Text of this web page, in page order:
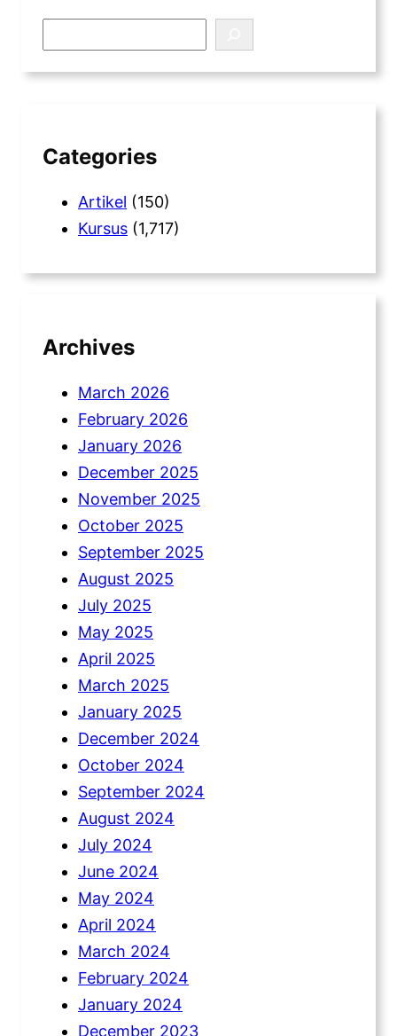
e
a
Categories
Artikel (150)
Kursus (1,717)
Archives
March 2026
February 2026
January 2026
December 2025
November 2025
October 2025
September 2025
August 2025
July 2025
May 2025
April 2025
March 2025
January 2025
December 2024
October 2024
September 2024
August 2024
July 2024
June 2024
May 2024
April 2024
March 2024
February 2024
January 2024
December 2023